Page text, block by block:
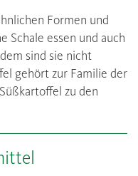
Formen und
Schale essen und auch
sind sie nicht
gehört zur Familie der
zu den